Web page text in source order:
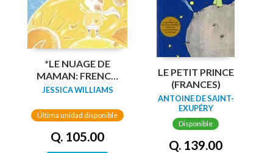
*LE NUAGE DE
MAMAN: FRENCH
EDITION
JESSICA WILLIAMS
Última unidad disponible
Q. 105.00
LE PETIT PRINCE
(FRANCES)
ANTOINE DE SAINT-
EXUPÉRY
Disponible
Q. 139.00